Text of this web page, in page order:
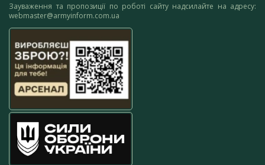
Зауваження та пропозиції по роботі сайту надсилайте на адресу:
webmaster@armyinform.com.ua